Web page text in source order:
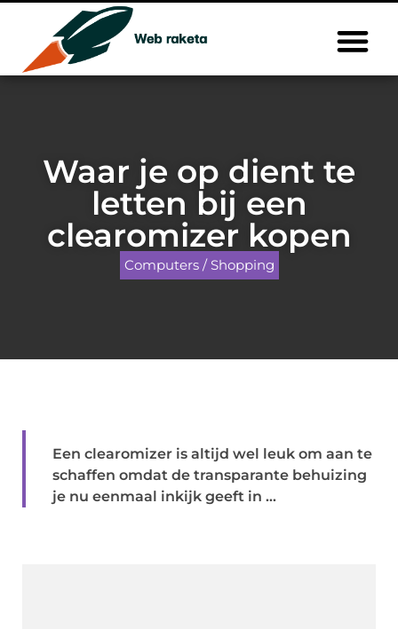
Waar je op dient te
letten bij een
clearomizer kopen
Computers / Shopping
Een clearomizer is altijd wel leuk om aan te
schaffen omdat de transparante behuizing
je nu eenmaal inkijk geeft in ...